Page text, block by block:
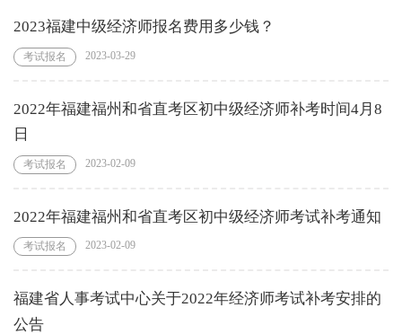
2023福建中级经济师报名费用多少钱？
考试报名 2023-03-29
2022年福建福州和省直考区初中级经济师补考时间4月8
日
考试报名 2023-02-09
2022年福建福州和省直考区初中级经济师考试补考通知
考试报名 2023-02-09
福建省人事考试中心关于2022年经济师考试补考安排的
公告